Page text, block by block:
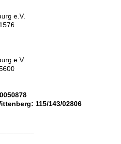
e.V.
e.V.
115/143/02806